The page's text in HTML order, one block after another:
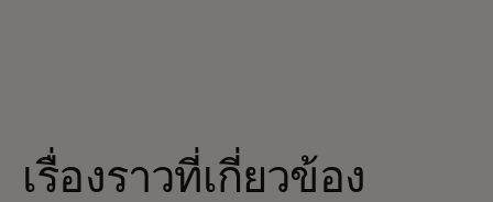
เรื่องราวที่เกี่ยวข้อง